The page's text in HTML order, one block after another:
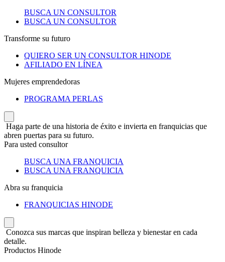
BUSCA UN CONSULTOR
BUSCA UN CONSULTOR
Transforme su futuro
QUIERO SER UN CONSULTOR HINODE
AFILIADO EN LÍNEA
Mujeres emprendedoras
PROGRAMA PERLAS
Haga parte de una historia de éxito e invierta en franquicias que
abren puertas para su futuro.
Para usted consultor
BUSCA UNA FRANQUICIA
BUSCA UNA FRANQUICIA
Abra su franquicia
FRANQUICIAS HINODE
Conozca sus marcas que inspiran belleza y bienestar en cada
detalle.
Productos Hinode